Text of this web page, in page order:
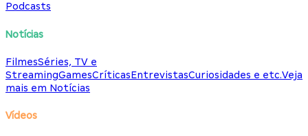
Podcasts
Notícias
FilmesSéries, TV e
StreamingGamesCríticasEntrevistasCuriosidades e etc.Veja
mais em Notícias
Vídeos